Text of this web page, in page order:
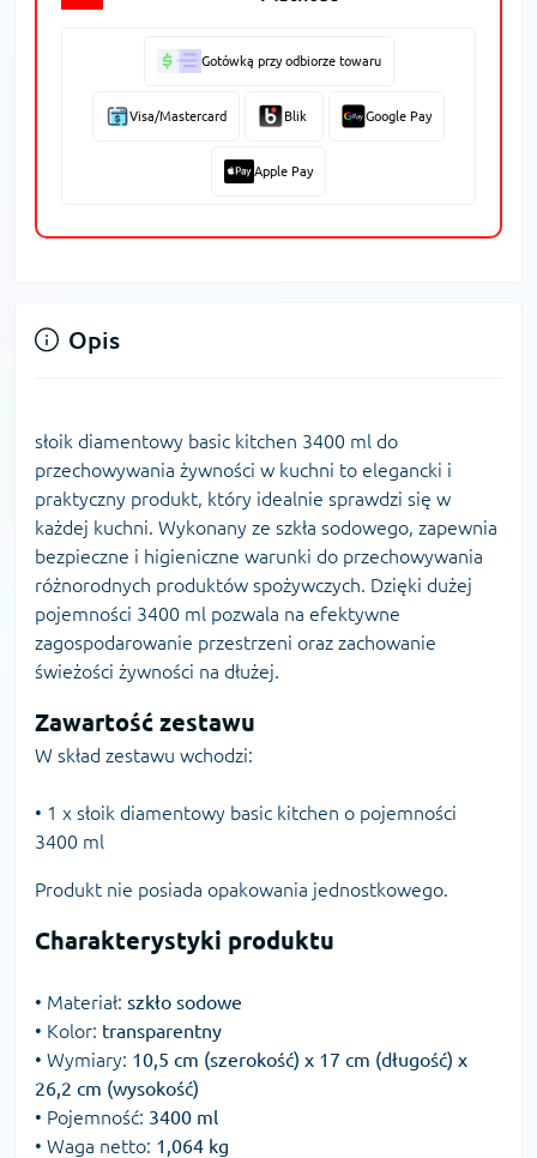
Gotówką przy odbiorze towaru
Visa/Mastercard Blik Google Pay
Apple Pay
Opis
słoik diamentowy basic kitchen 3400 ml do
przechowywania żywności w kuchni to elegancki i
praktyczny produkt, który idealnie sprawdzi się w
każdej kuchni. Wykonany ze szkła sodowego, zapewnia
bezpieczne i higieniczne warunki do przechowywania
różnorodnych produktów spożywczych. Dzięki dużej
pojemności 3400 ml pozwala na efektywne
zagospodarowanie przestrzeni oraz zachowanie
świeżości żywności na dłużej.
Zawartość zestawu
W skład zestawu wchodzi:
• 1 x słoik diamentowy basic kitchen o pojemności
3400 ml
Produkt nie posiada opakowania jednostkowego.
Charakterystyki produktu
• Materiał: szkło sodowe
• Kolor: transparentny
• Wymiary: 10,5 cm (szerokość) x 17 cm (długość) x
26,2 cm (wysokość)
• Pojemność: 3400 ml
• Waga netto: 1,064 kg